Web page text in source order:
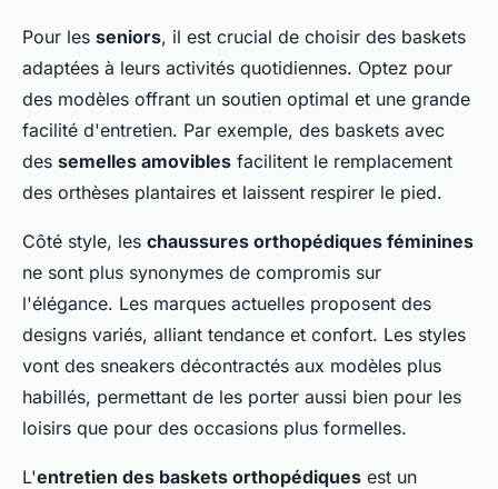
Pour les seniors, il est crucial de choisir des baskets
adaptées à leurs activités quotidiennes. Optez pour
des modèles offrant un soutien optimal et une grande
facilité d'entretien. Par exemple, des baskets avec
des semelles amovibles facilitent le remplacement
des orthèses plantaires et laissent respirer le pied.
Côté style, les chaussures orthopédiques féminines
ne sont plus synonymes de compromis sur
l'élégance. Les marques actuelles proposent des
designs variés, alliant tendance et confort. Les styles
vont des sneakers décontractés aux modèles plus
habillés, permettant de les porter aussi bien pour les
loisirs que pour des occasions plus formelles.
L'entretien des baskets orthopédiques est un